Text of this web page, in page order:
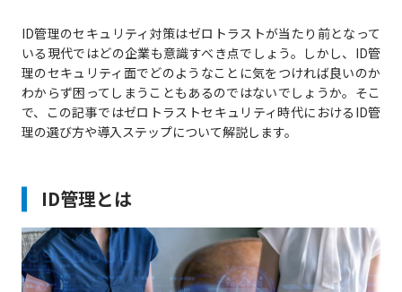
ID管理のセキュリティ対策はゼロトラストが当たり前となって
いる現代ではどの企業も意識すべき点でしょう。しかし、ID管
理のセキュリティ面でどのようなことに気をつければ良いのか
わからず困ってしまうこともあるのではないでしょうか。そこ
で、この記事ではゼロトラストセキュリティ時代におけるID管
理の選び方や導入ステップについて解説します。
ID管理とは